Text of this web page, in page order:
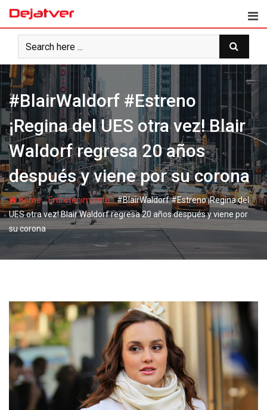
Skip
content
#BlairWaldorf #Estreno
¡Regina del UES otra vez! Blair
Waldorf regresa 20 años
después y viene por su corona
Home-Entretenimiento-#BlairWaldorf #Estreno ¡Regina del
UES otra vez! Blair Waldorf regresa 20 años después y viene por
su corona